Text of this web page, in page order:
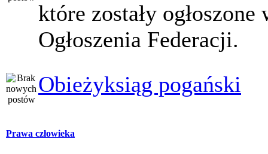
które zostały ogłoszone
Ogłoszenia Federacji.
Obieżyksiąg pogański
Prawa człowieka